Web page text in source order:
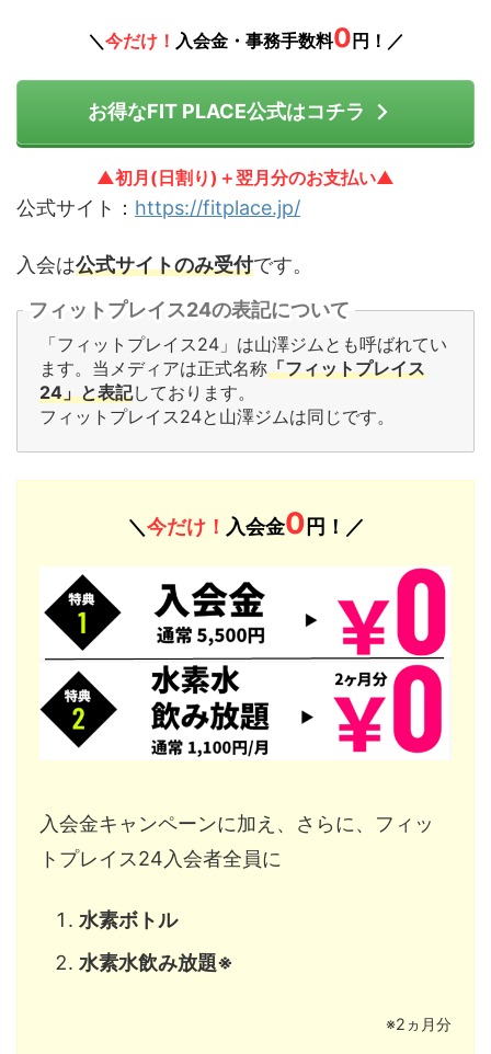
＼ 今だけ！ 入会金・事務手数料0円！／
お得なFIT PLACE公式はコチラ
▲初月(日割り)＋翌月分のお支払い▲
公式サイト： https://fitplace.jp/
入会は公式サイトのみ受付です。
フィットプレイス24の表記について
「フィットプレイス24」は山澤ジムとも呼ばれてい
ます。当メディアは正式名称「フィットプレイス
24」と表記しております。
フィットプレイス24と山澤ジムは同じです。
＼今だけ！ 入会金0円！／
入会金キャンペーンに加え、さらに、フィッ
トプレイス24入会者全員に
水素ボトル
水素水飲み放題※
※2ヵ月分